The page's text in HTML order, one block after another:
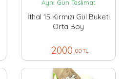
Aynı Gün Teslimat
İthal 15 Kırmızı Gül Buketi
Orta Boy
2000 ,00 TL